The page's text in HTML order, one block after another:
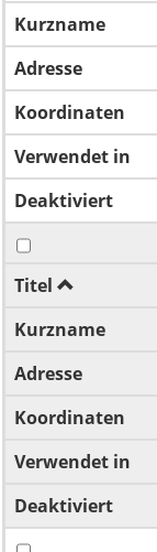
Kurzname
Adresse
Koordinaten
Verwendet in
Deaktiviert
Titel
Kurzname
Adresse
Koordinaten
Verwendet in
Deaktiviert